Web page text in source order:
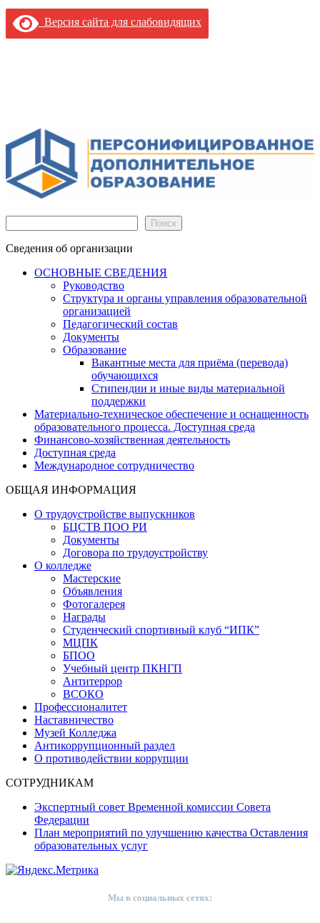
Версия сайта для слабовидящих
Поиск
Сведения об организации
ОСНОВНЫЕ СВЕДЕНИЯ
Руководство
Структура и органы управления образовательной
организацией
Педагогический состав
Документы
Образование
Вакантные места для приёма (перевода)
обучающихся
Стипендии и иные виды материальной
поддержки
Материально-техническое обеспечение и оснащенность
образовательного процесса. Доступная среда
Финансово-хозяйственная деятельность
Доступная среда
Международное сотрудничество
ОБЩАЯ ИНФОРМАЦИЯ
О трудоустройстве выпускников
БЦСТВ ПОО РИ
Документы
Договора по трудоустройству
О колледже
Мастерские
Объявления
Фотогалерея
Награды
Студенческий спортивный клуб “ИПК”
МЦПК
БПОО
Учебный центр ПКНГП
Антитеррор
ВСОКО
Профессионалитет
Наставничество
Музей Колледжа
Антикоррупционный раздел
О противодействии коррупции
СОТРУДНИКАМ
Экспертный совет Временной комиссии Совета
Федерации
План мероприятий по улучшению качества Оставления
образовательных услуг
Мы в социальных сетях: